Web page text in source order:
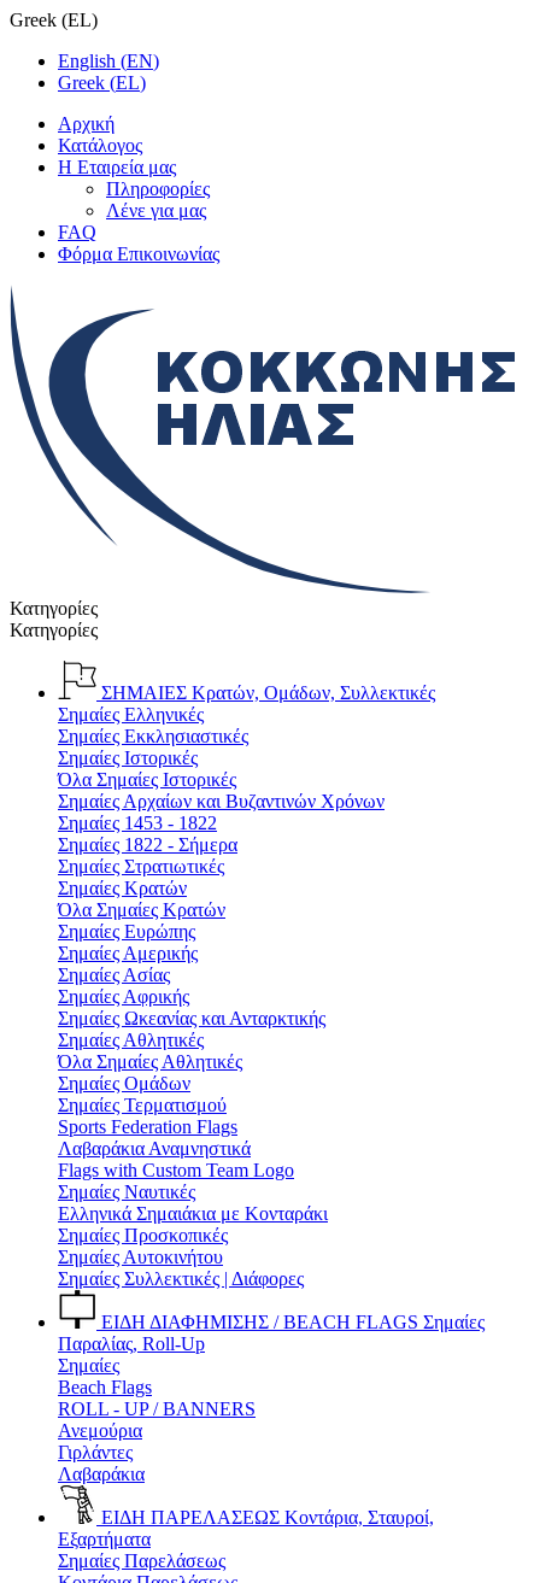
Greek (EL)
English (EN)
Greek (EL)
Αρχική
Κατάλογος
Η Εταιρεία μας
Πληροφορίες
Λένε για μας
FAQ
Φόρμα Επικοινωνίας
Κατηγορίες
Κατηγορίες
ΣΗΜΑΙΕΣ Κρατών, Ομάδων, Συλλεκτικές
Σημαίες Ελληνικές
Σημαίες Εκκλησιαστικές
Σημαίες Ιστορικές
Όλα Σημαίες Ιστορικές
Σημαίες Αρχαίων και Βυζαντινών Χρόνων
Σημαίες 1453 - 1822
Σημαίες 1822 - Σήμερα
Σημαίες Στρατιωτικές
Σημαίες Κρατών
Όλα Σημαίες Κρατών
Σημαίες Ευρώπης
Σημαίες Αμερικής
Σημαίες Ασίας
Σημαίες Αφρικής
Σημαίες Ωκεανίας και Ανταρκτικής
Σημαίες Αθλητικές
Όλα Σημαίες Αθλητικές
Σημαίες Ομάδων
Σημαίες Τερματισμού
Sports Federation Flags
Λαβαράκια Αναμνηστικά
Flags with Custom Team Logo
Σημαίες Ναυτικές
Ελληνικά Σημαιάκια με Κονταράκι
Σημαίες Προσκοπικές
Σημαίες Αυτοκινήτου
Σημαίες Συλλεκτικές | Διάφορες
ΕΙΔΗ ΔΙΑΦΗΜΙΣΗΣ / BEACH FLAGS Σημαίες
Παραλίας, Roll-Up
Σημαίες
Beach Flags
ROLL - UP / BANNERS
Ανεμούρια
Γιρλάντες
Λαβαράκια
ΕΙΔΗ ΠΑΡΕΛΑΣΕΩΣ Κοντάρια, Σταυροί,
Εξαρτήματα
Σημαίες Παρελάσεως